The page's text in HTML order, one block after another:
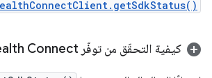
كيفية التحقّق من توفّر Health Connect